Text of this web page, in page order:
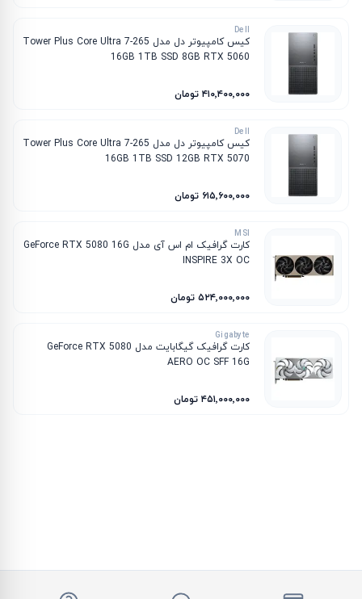
Dell
کیس کامپیوتر دل مدل Tower Plus Core Ultra 7-265
16GB 1TB SSD 8GB RTX 5060
۴۱۰٬۴۰۰٬۰۰۰ تومان
Dell
کیس کامپیوتر دل مدل Tower Plus Core Ultra 7-265
16GB 1TB SSD 12GB RTX 5070
۶۱۵٬۶۰۰٬۰۰۰ تومان
MSI
کارت گرافیک ام‌ اس‌ آی مدل GeForce RTX 5080 16G
INSPIRE 3X OC
۵۲۴٬۰۰۰٬۰۰۰ تومان
Gigabyte
کارت گرافیک گیگابایت مدل GeForce RTX 5080
AERO OC SFF 16G
۴۵۱٬۰۰۰٬۰۰۰ تومان